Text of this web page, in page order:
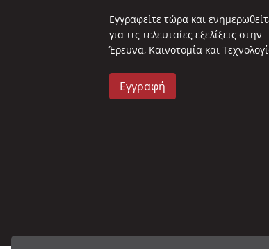
Eγγραφείτε τώρα και
για τις τελευταίες εξελίξεις στην
Έρευνα, Καινοτομία και
Εγγραφή